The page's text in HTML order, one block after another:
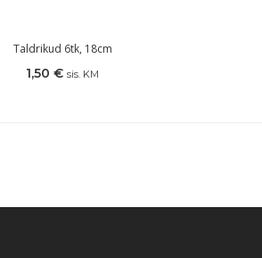
Taldrikud 6tk, 18cm
1,50 € sis. KM